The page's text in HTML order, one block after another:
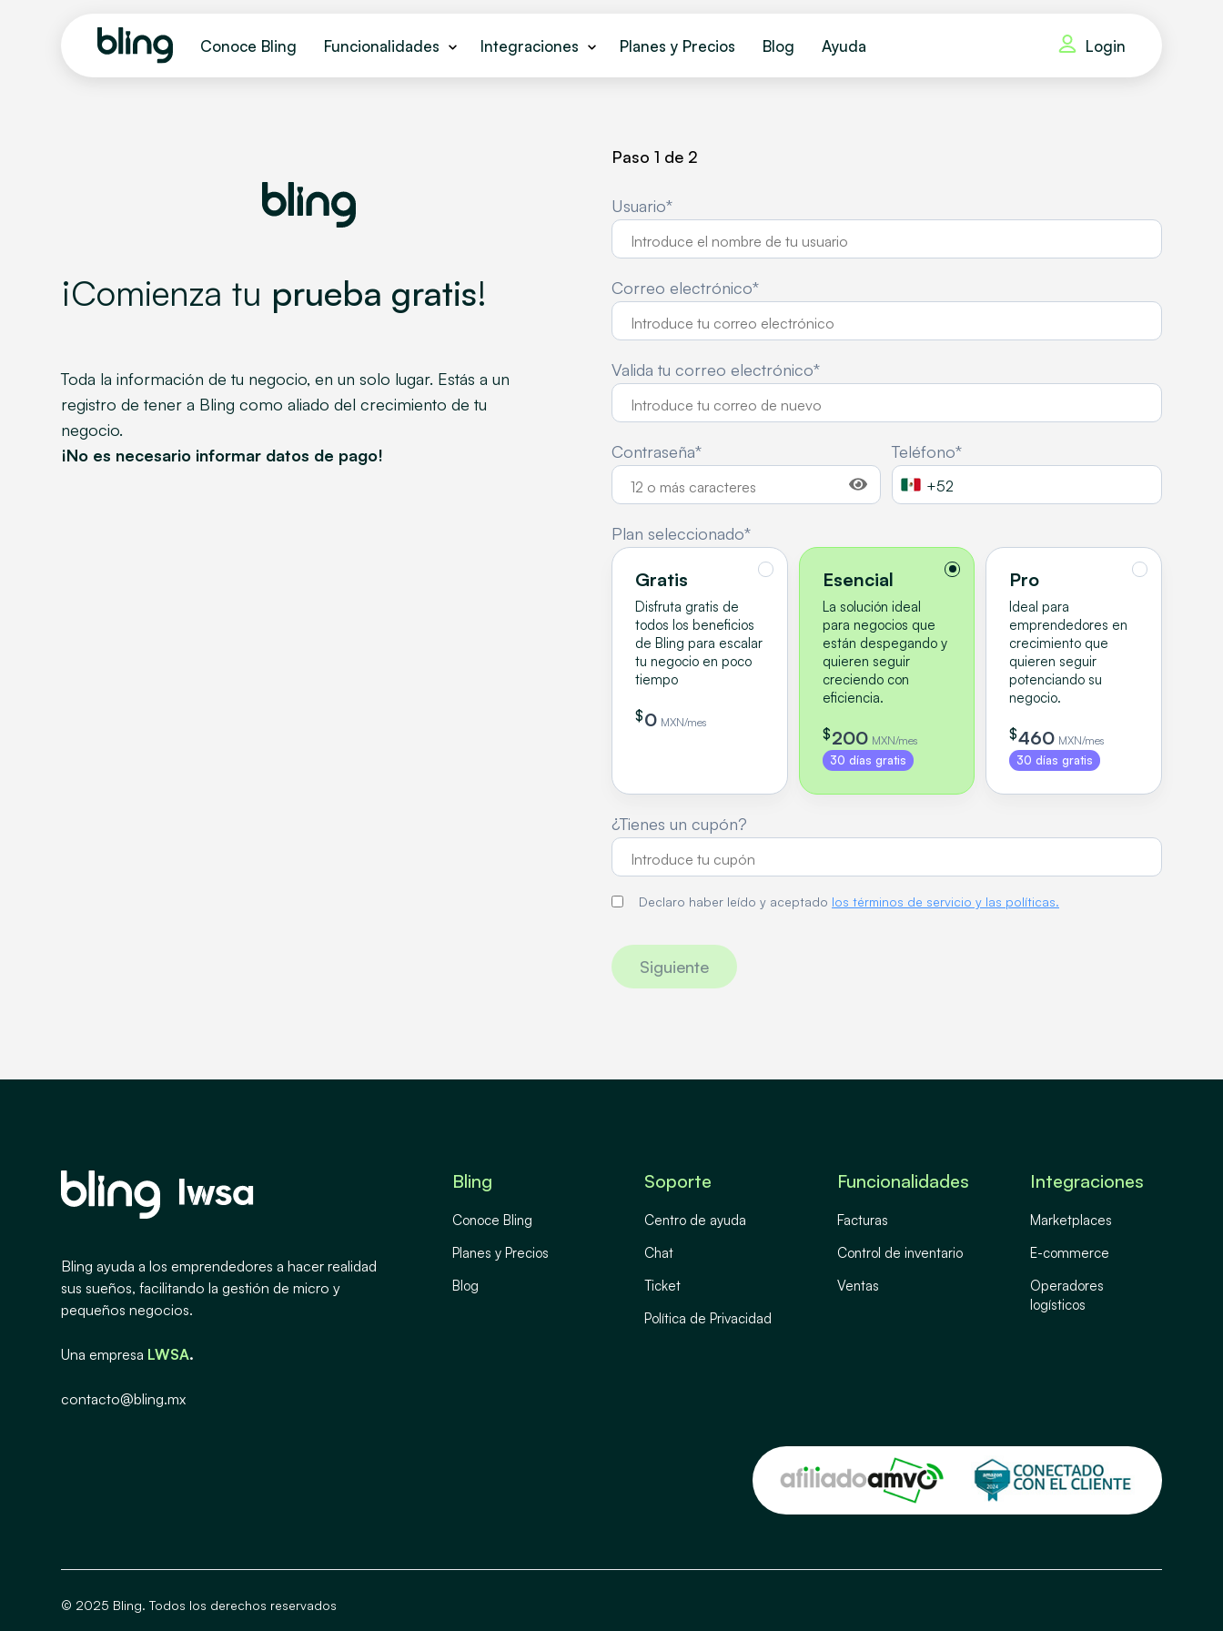
Conoce Bling Funcionalidades Integraciones Planes y Precios Blog Ayuda Login
¡Comienza tu prueba gratis!
Toda la información de tu negocio, en un solo lugar. Estás a un
registro de tener a Bling como aliado del crecimiento de tu
negocio.
¡No es necesario informar datos de pago!
Paso 1 de 2
Usuario*
Correo electrónico*
Valida tu correo electrónico*
Contraseña* Teléfono*
Plan seleccionado*
Gratis
Disfruta gratis de
todos los beneficios
de Bling para escalar
tu negocio en poco
tiempo
$0 MXN/mes
Esencial
La solución ideal
para negocios que
están despegando y
quieren seguir
creciendo con
eficiencia.
$200 MXN/mes
30 días gratis
Pro
Ideal para
emprendedores en
crecimiento que
quieren seguir
potenciando su
negocio.
$460 MXN/mes
30 días gratis
¿Tienes un cupón?
Declaro haber leído y aceptado los términos de servicio y las políticas.
Siguiente
Bling ayuda a los emprendedores a hacer realidad
sus sueños, facilitando la gestión de micro y
pequeños negocios.
Una empresa LWSA.
contacto@bling.mx
Bling
Conoce Bling
Planes y Precios
Blog
Soporte
Centro de ayuda
Chat
Ticket
Política de Privacidad
Funcionalidades
Facturas
Control de inventario
Ventas
Integraciones
Marketplaces
E-commerce
Operadores
logísticos
© 2025 Bling. Todos los derechos reservados